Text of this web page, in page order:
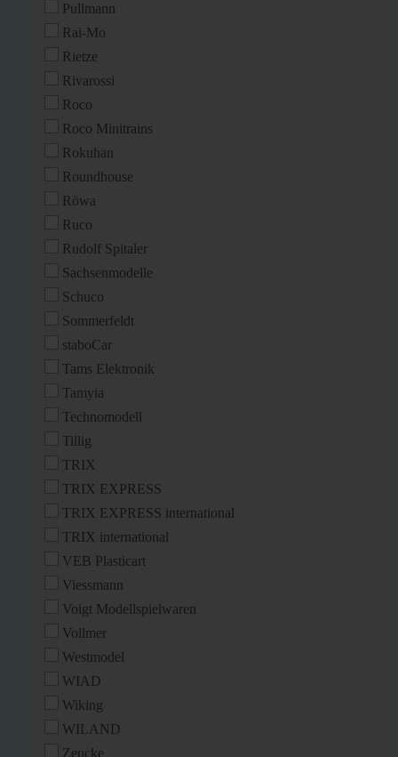
Pullmann
Rai-Mo
Rietze
Rivarossi
Roco
Roco Minitrains
Rokuhan
Roundhouse
Röwa
Ruco
Rudolf Spitaler
Sachsenmodelle
Schuco
Sommerfeldt
staboCar
Tams Elektronik
Tamyia
Technomodell
Tillig
TRIX
TRIX EXPRESS
TRIX EXPRESS international
TRIX international
VEB Plasticart
Viessmann
Voigt Modellspielwaren
Vollmer
Westmodel
WIAD
Wiking
WILAND
Zeucke